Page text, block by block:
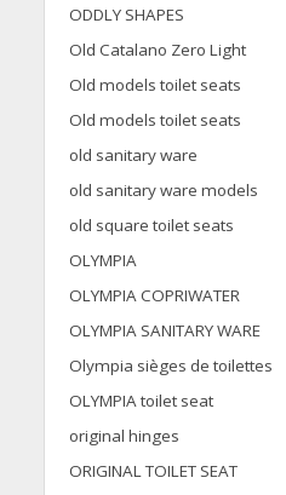
ODDLY SHAPES
Old Catalano Zero Light
Old models toilet seats
Old models toilet seats
old sanitary ware
old sanitary ware models
old square toilet seats
OLYMPIA
OLYMPIA COPRIWATER
OLYMPIA SANITARY WARE
Olympia sièges de toilettes
OLYMPIA toilet seat
original hinges
ORIGINAL TOILET SEAT